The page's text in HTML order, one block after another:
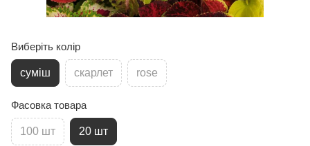
Виберіть колір
суміш скарлет rose
Фасовка товара
100 шт 20 шт